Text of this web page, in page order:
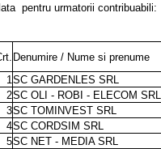
pentru urmatorii contribuabili:
Denumire / Nume si prenume
1 SC GARDENLES SRL
2SC OLI - ROBI - ELECOM SRL
3SC TOMINVEST SRL
4SC CORDSIM SRL
5SC NET - MEDIA SRL